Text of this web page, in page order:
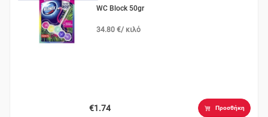
WC Block 50gr
34.80 €/ κιλό
€1.74 Προσθήκη